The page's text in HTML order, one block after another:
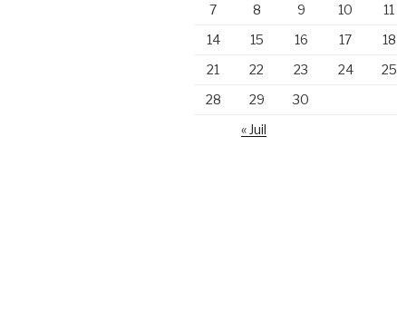
7
8 9 10 11
14
15 16 17 18
21
22 23 24 25
28
29
30
« Juil